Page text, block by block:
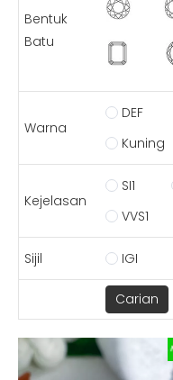
Bentuk
Batu
Warna
DEF
Kuning
Kejelasan
SI1
VVS1
Sijil IGI